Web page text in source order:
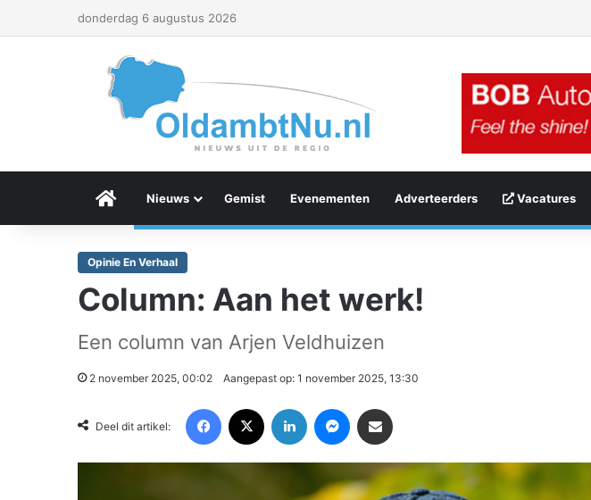
donderdag 6 augustus 2026
Menu Item
Nieuws Gemist Evenementen Adverteerders Vacatures
Opinie En Verhaal
Column: Aan het werk!
Een column van Arjen Veldhuizen
2 november 2025, 00:02 Aangepast op: 1 november 2025, 13:30
Deel dit artikel: